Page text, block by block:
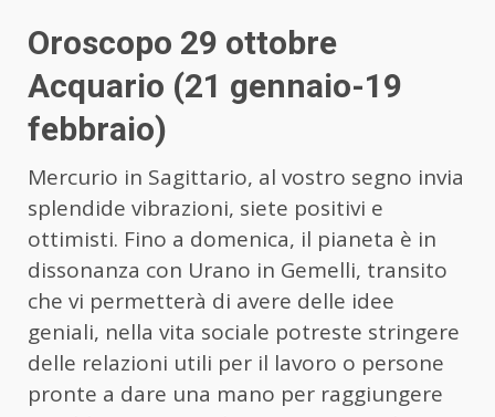
Oroscopo 29 ottobre
Acquario (21 gennaio-19
febbraio)
Mercurio in Sagittario, al vostro segno invia
splendide vibrazioni, siete positivi e
ottimisti. Fino a domenica, il pianeta è in
dissonanza con Urano in Gemelli, transito
che vi permetterà di avere delle idee
geniali, nella vita sociale potreste stringere
delle relazioni utili per il lavoro o persone
pronte a dare una mano per raggiungere